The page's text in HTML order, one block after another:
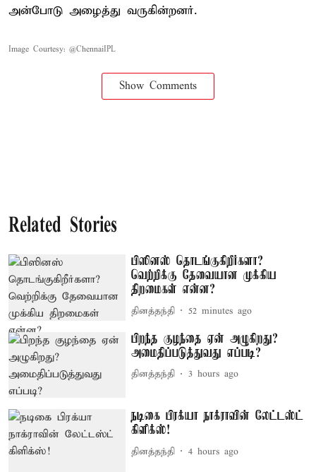
அன்போடு அழைத்து வருகின்றனர்.
Image Courtesy: @ChennaiIPL
Show Comments
Related Stories
பிஸினஸ் தொடங்குகிறீர்களா?
வெற்றிக்கு தேவையான முக்கிய
திறமைகள் என்ன?
தினத்தந்தி 52 minutes ago
பிறந்த குழந்தை ஏன் அழுகிறது?
அமைதிப்படுத்துவது எப்படி?
தினத்தந்தி 3 hours ago
நடிகை பிரக்யா நாக்ராவின் லேட்டஸ்ட்
கிளிக்ஸ்!
தினத்தந்தி 4 hours ago